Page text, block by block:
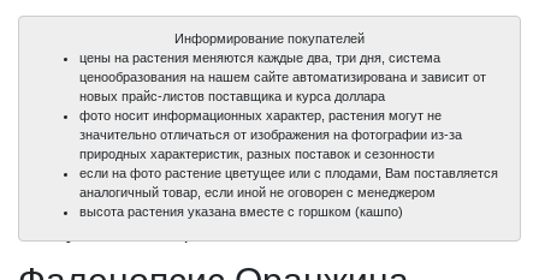
100%
100%
Информирование покупателей
цены на растения меняются каждые два, три дня, система
ценообразования на нашем сайте автоматизирована и зависит от
новых прайс-листов поставщика и курса доллара
фото носит информационных характер, растения могут не
значительно отличаться от изображения на фотографии из-за
природных характеристик, разных поставок и сезонности
если на фото растение цветущее или с плодами, Вам поставляется
аналогичный товар, если иной не оговорен с менеджером
высота растения указана вместе с горшком (кашпо)